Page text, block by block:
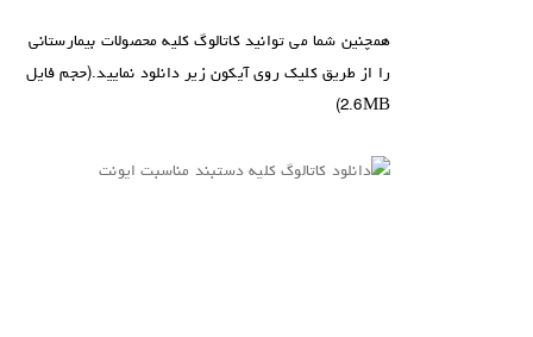
همچنین شما می توانید کاتالوگ کلیه محصولات بیمارستانی
را از طریق کلیک روی آیکون زیر دانلود نمایید.(حجم فایل
2.6MB)